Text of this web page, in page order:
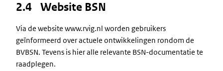
2.4 Website BSN
Via de website www.rvig.nl worden gebruikers
geïnformeerd over actuele ontwikkelingen rondom de
BVBSN. Tevens is hier alle relevante BSN-documentatie te
raadplegen.